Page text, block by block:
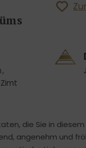
,
die Sie in
angenehm und